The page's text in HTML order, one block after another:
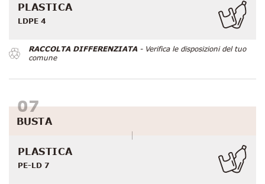
PLASTICA
LDPE 4
RACCOLTA DIFFERENZIATA- Verifica le disposizioni del tuo
comune
BUSTA
PLASTICA
PE-LD 7